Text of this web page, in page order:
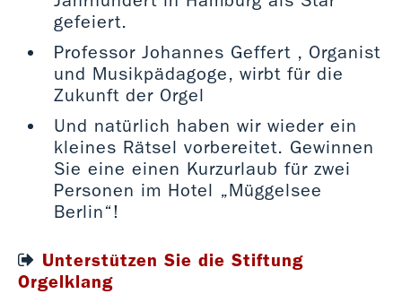
gefeiert.
Professor Johannes Geffert , Organist
und Musikpädagoge, wirbt für die
Zukunft der Orgel
Und natürlich haben wir wieder ein
kleines Rätsel vorbereitet. Gewinnen
Sie eine einen Kurzurlaub für zwei
Personen im Hotel „Müggelsee
Berlin“!
Unterstützen Sie die Stiftung
Orgelklang